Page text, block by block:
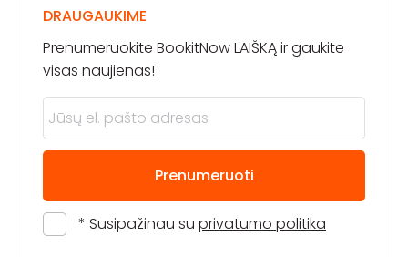
DRAUGAUKIME
Prenumeruokite BookitNow LAIŠKĄ ir gaukite
visas naujienas!
Prenumeruoti
* Susipažinau su privatumo politika